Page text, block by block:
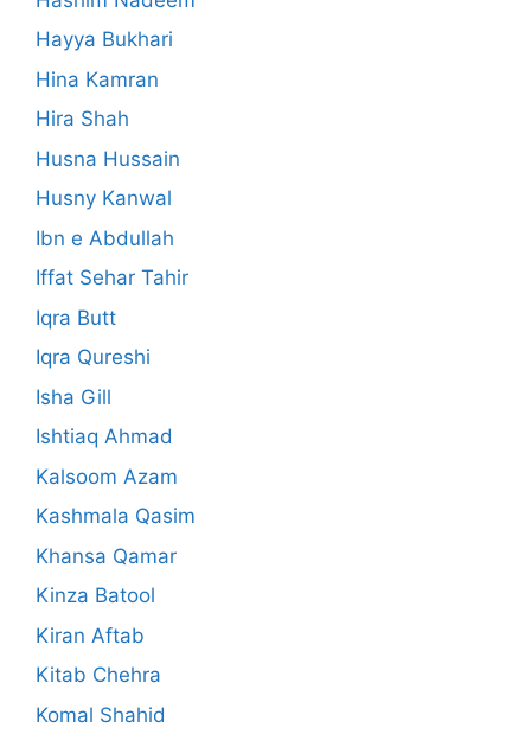
Hayya Bukhari
Hina Kamran
Hira Shah
Husna Hussain
Husny Kanwal
Ibn e Abdullah
Iffat Sehar Tahir
Iqra Butt
Iqra Qureshi
Isha Gill
Ishtiaq Ahmad
Kalsoom Azam
Kashmala Qasim
Khansa Qamar
Kinza Batool
Kiran Aftab
Kitab Chehra
Komal Shahid